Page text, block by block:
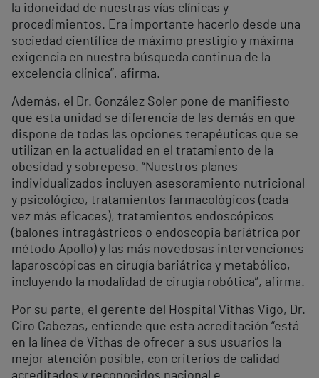
la idoneidad de nuestras vías clínicas y
procedimientos. Era importante hacerlo desde una
sociedad científica de máximo prestigio y máxima
exigencia en nuestra búsqueda continua de la
excelencia clínica”, afirma.
Además, el Dr. González Soler pone de manifiesto
que esta unidad se diferencia de las demás en que
dispone de todas las opciones terapéuticas que se
utilizan en la actualidad en el tratamiento de la
obesidad y sobrepeso. “Nuestros planes
individualizados incluyen asesoramiento nutricional
y psicológico, tratamientos farmacológicos (cada
vez más eficaces), tratamientos endoscópicos
(balones intragástricos o endoscopia bariátrica por
método Apollo) y las más novedosas intervenciones
laparoscópicas en cirugía bariátrica y metabólico,
incluyendo la modalidad de cirugía robótica”, afirma.
Por su parte, el gerente del Hospital Vithas Vigo, Dr.
Ciro Cabezas, entiende que esta acreditación “está
en la línea de Vithas de ofrecer a sus usuarios la
mejor atención posible, con criterios de calidad